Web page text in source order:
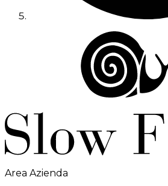
Area Azienda